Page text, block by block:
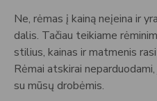
Ne, rėmas į kainą neįeina ir
dalis. Tačiau teikiame
stilius, kainas ir matmenis
Rėmai atskirai
su mūsų drobėmis.